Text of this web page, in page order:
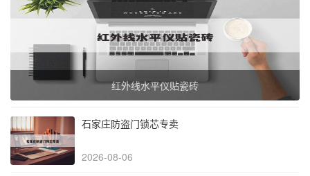
红外线水平仪贴瓷砖
石家庄防盗门锁芯专卖
2026-08-06